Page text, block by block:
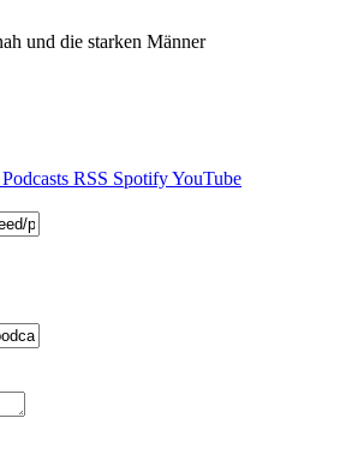
und die starken Männer
RSS SpotifyYouTube